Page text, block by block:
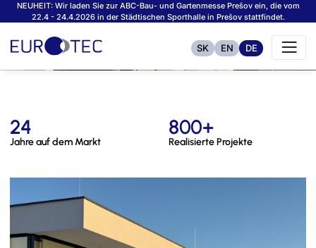
NEUHEIT: Wir laden Sie zur ABC-Bau- und Gartenmesse Prešov ein, die vom
22.4 - 24.4.2026 in der Städtischen Sporthalle in Prešov stattfindet.
SK EN DE
24
Jahre auf dem Markt
800+
Realisierte Projekte